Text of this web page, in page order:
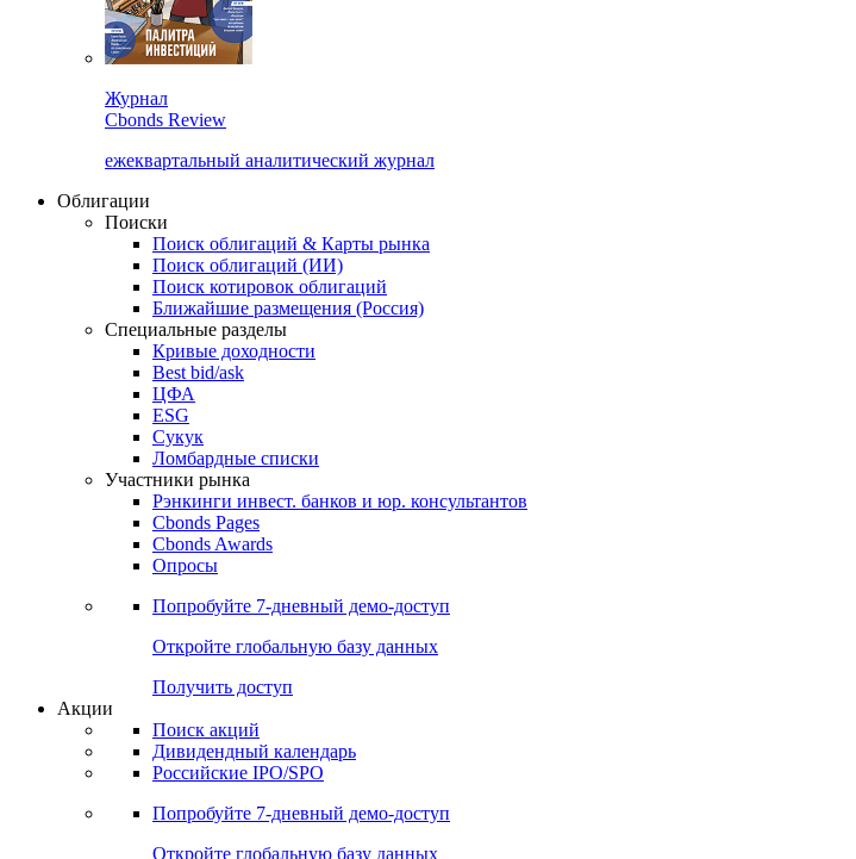
Журнал
Cbonds Review
ежеквартальный аналитический журнал
Облигации
Поиски
Поиск облигаций & Карты рынка
Поиск облигаций (ИИ)
Поиск котировок облигаций
Ближайшие размещения (Россия)
Специальные разделы
Кривые доходности
Best bid/ask
ЦФА
ESG
Сукук
Ломбардные списки
Участники рынка
Рэнкинги инвест. банков и юр. консультантов
Cbonds Pages
Cbonds Awards
Опросы
Попробуйте7-дневный
Откройте глобальную базу данных
Получить доступ
Акции
Поиск акций
Дивидендный календарь
Российские IPO/SPO